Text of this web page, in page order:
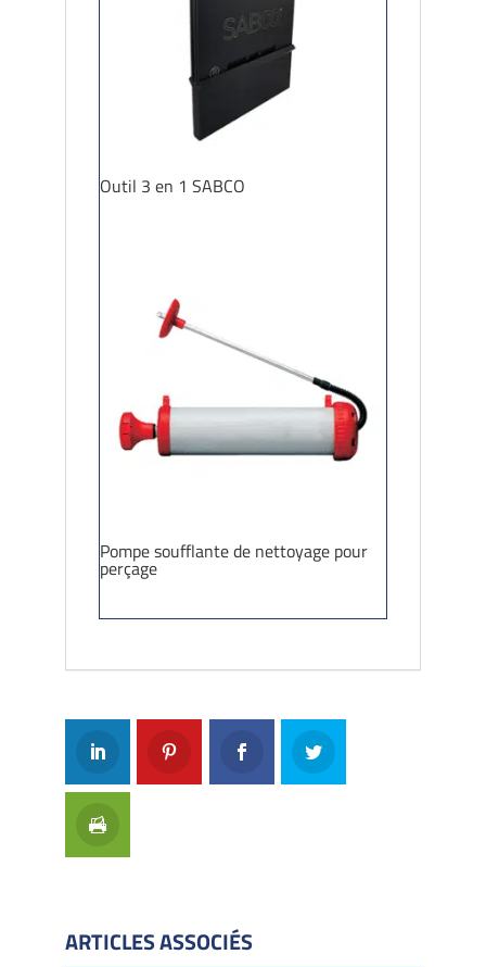
Outil 3 en 1 SABCO
Pompe soufflante de nettoyage pour
perçage
ARTICLES ASSOCIÉS